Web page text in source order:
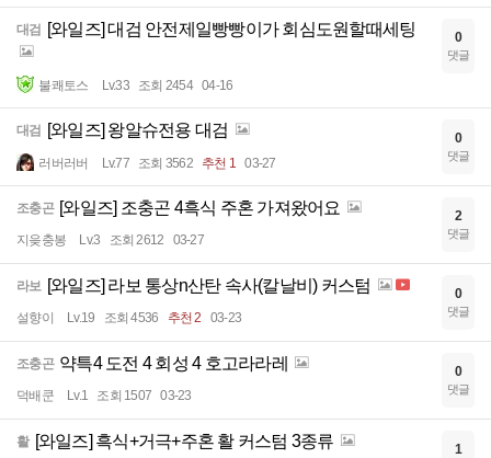
대검 [와일즈] 대검 안전제일빵빵이가 회심도원할때세팅
불쾌토스 Lv.33 조회 2454 04-16
0
댓글
대검 [와일즈] 왕알슈전용 대검
러버러버 Lv.77 조회 3562 추천 1 03-27
0
댓글
조충곤 [와일즈] 조충곤 4흑식 주혼 가져왔어요
지읒충봉 Lv.3 조회 2612 03-27
2
댓글
라보 [와일즈] 라보 통상n산탄 속사(칼날비) 커스텀
설향이 Lv.19 조회 4536 추천 2 03-23
0
댓글
조충곤 약특4 도전 4 회성 4 호고라라레
덕배쿤 Lv.1 조회 1507 03-23
0
댓글
활 [와일즈] 흑식+거극+주혼 활 커스텀 3종류 1